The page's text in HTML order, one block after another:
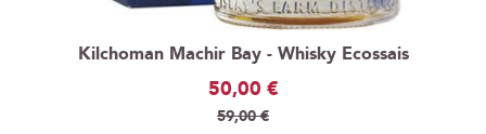
Kilchoman Machir Bay - Whisky Ecossais
Prix
Spécial
50,00 €
59,00 €